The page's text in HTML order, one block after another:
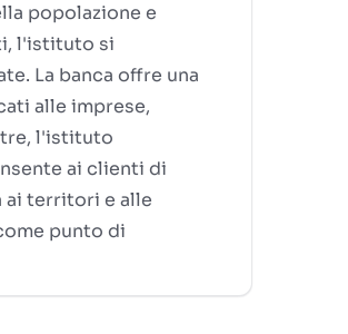
popolazione e
l'istituto si
La banca offre una
alle imprese,
l'istituto
ai clienti di
ai territori e alle
punto di